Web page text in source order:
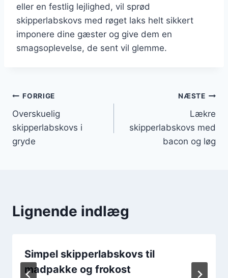
eller en festlig lejlighed, vil sprød
skipperlabskovs med røget laks helt sikkert
imponere dine gæster og give dem en
smagsoplevelse, de sent vil glemme.
Indlægsnavigation
FORRIGE
Overskuelig
skipperlabskovs i
gryde
NÆSTE
Lækre
skipperlabskovs med
bacon og løg
Lignende indlæg
Simpel skipperlabskovs til
madpakke og frokost